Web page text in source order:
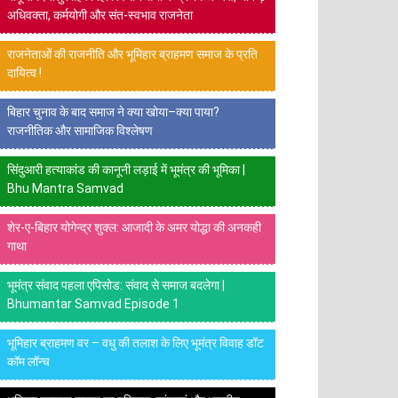
अधिवक्ता, कर्मयोगी और संत-स्वभाव राजनेता
राजनेताओं की राजनीति और भूमिहार ब्राहमण समाज के प्रति
दायित्व !
बिहार चुनाव के बाद समाज ने क्या खोया–क्या पाया?
राजनीतिक और सामाजिक विश्लेषण
सिंदुआरी हत्याकांड की कानूनी लड़ाई में भूमंत्र की भूमिका |
Bhu Mantra Samvad
शेर-ए-बिहार योगेन्द्र शुक्ल: आजादी के अमर योद्धा की अनकही
गाथा
भूमंत्र संवाद पहला एपिसोड: संवाद से समाज बदलेगा |
Bhumantar Samvad Episode 1
भूमिहार ब्राहमण वर – वधु की तलाश के लिए भूमंत्र विवाह डॉट
कॉम लॉन्च